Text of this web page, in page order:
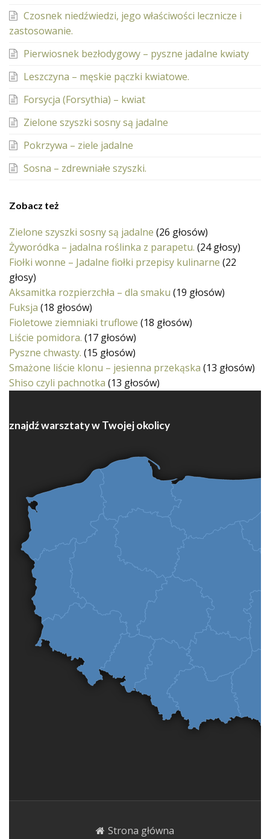
Czosnek niedźwiedzi, jego właściwości lecznicze i
zastosowanie.
Pierwiosnek bezłodygowy – pyszne jadalne kwiaty
Leszczyna – męskie pączki kwiatowe.
Forsycja (Forsythia) – kwiat
Zielone szyszki sosny są jadalne
Pokrzywa – ziele jadalne
Sosna – zdrewniałe szyszki.
Zobacz też
Zielone szyszki sosny są jadalne (26 głosów)
Żyworódka – jadalna roślinka z parapetu. (24 głosy)
Fiołki wonne – Jadalne fiołki przepisy kulinarne (22
głosy)
Aksamitka rozpierzchła – dla smaku (19 głosów)
Fuksja (18 głosów)
Fioletowe ziemniaki truflowe (18 głosów)
Liście pomidora. (17 głosów)
Pyszne chwasty. (15 głosów)
Smażone liście klonu – jesienna przekąska (13 głosów)
Shiso czyli pachnotka (13 głosów)
znajdź warsztaty w Twojej okolicy
Strona główna